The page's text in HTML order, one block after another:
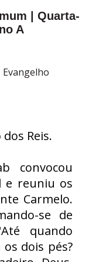
| Quarta-
A
Evangelho
Reis.
convocou
e reuniu os
Carmelo.
se de
quando
dois pés?